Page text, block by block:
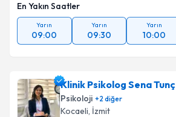
En Yakın Saatler
Yarın
09:00
Yarın
09:30
Yarın
10:00
Klinik Psikolog Sena Tunç
Psikoloji +2 diğer
Kocaeli, İzmit